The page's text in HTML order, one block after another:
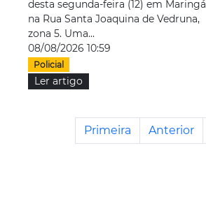
desta segunda-feira (12) em Maringá
na Rua Santa Joaquina de Vedruna,
zona 5. Uma...
08/08/2026 10:59
Policial
Ler artigo
Primeira Anterior